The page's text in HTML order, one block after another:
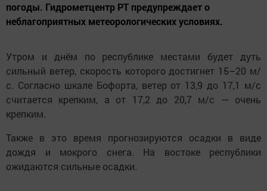
погоды. Гидрометцентр РТ предупреждает о
неблагоприятных метеорологических условиях.
Утром и днём по республике местами будет дуть
сильный ветер, скорость которого достигнет 15–20 м/
с. Согласно шкале Бофорта, ветер от 13,9 до 17,1 м/с
считается крепким, а от 17,2 до 20,7 м/с — очень
крепким.
Также в это время прогнозируются осадки в виде
дождя и мокрого снега. На востоке республики
ожидаются сильные осадки.